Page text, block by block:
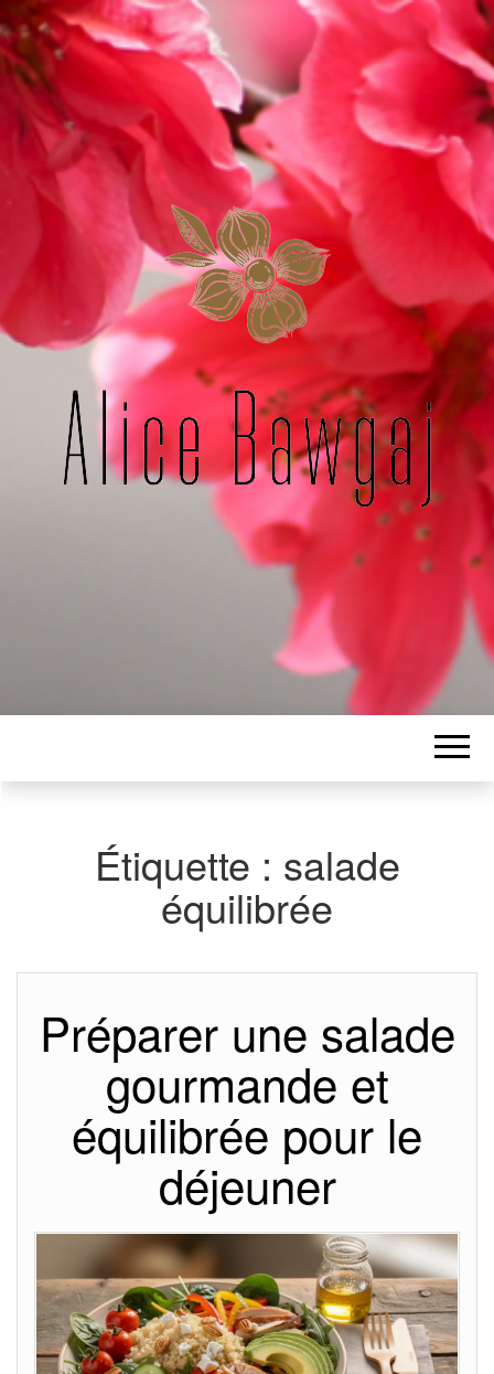
ALICE
BAWGAJ
Les petits mots d'Alice
Étiquette : salade
équilibrée
Préparer une salade
gourmande et
équilibrée pour le
déjeuner